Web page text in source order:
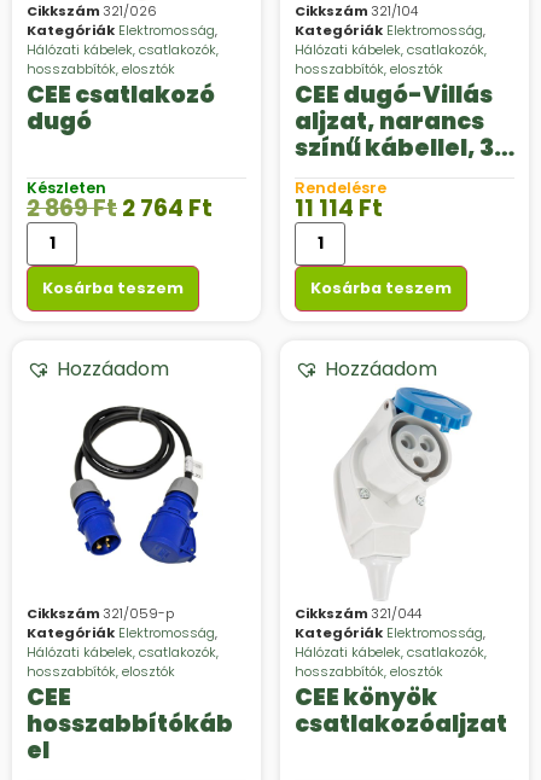
Cikkszám 321/026
Kategóriák Elektromosság,
Hálózati kábelek, csatlakozók,
hosszabbítók, elosztók
CEE csatlakozó
dugó
Készleten
2 869Ft2 764 Ft
Kosárba teszem
Cikkszám 321/104
Kategóriák Elektromosság,
Hálózati kábelek, csatlakozók,
hosszabbítók, elosztók
CEE dugó-Villás
aljzat, narancs
színű kábellel, 3 x
2,5 mm2
Rendelésre
11 114 Ft
Kosárba teszem
Hozzáadom
Cikkszám 321/059-p
Kategóriák Elektromosság,
Hálózati kábelek, csatlakozók,
hosszabbítók, elosztók
CEE
hosszabbítókáb
el
Hozzáadom
Cikkszám 321/044
Kategóriák Elektromosság,
Hálózati kábelek, csatlakozók,
hosszabbítók, elosztók
CEE könyök
csatlakozóaljzat